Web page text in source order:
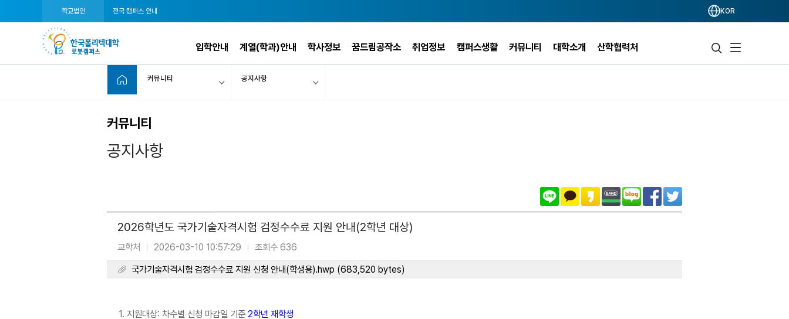
학교법인 전국 캠퍼스 안내 KOR
입학안내 계열(학과)안내 학사정보 꿈드림공작소 취업정보 캠퍼스생활 커뮤니티 대학소개 산학협력처
커뮤니티 공지사항
커뮤니티
공지사항
2026학년도 국가기술자격시험 검정수수료 지원 안내(2학년 대상)
교학처 | 2026-03-10 10:57:29 |
조회수 636
국가기술자격시험 검정수수료 지원 신청 안내(학생용).hwp (683,520 bytes)
1. 지원대상: 차수별 신청 마감일 기준 2학년 재학생